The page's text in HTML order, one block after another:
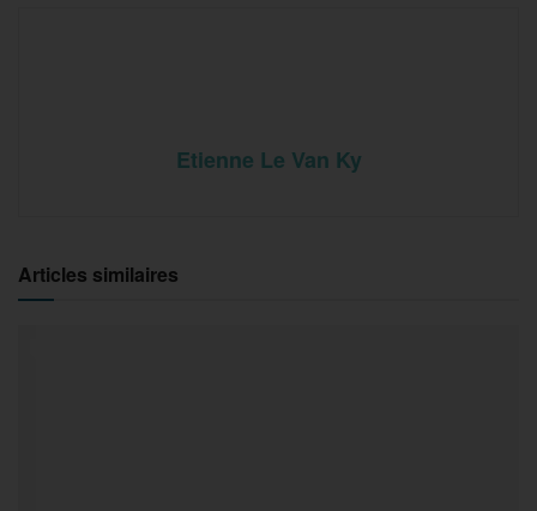
Etienne Le Van Ky
Articles similaires